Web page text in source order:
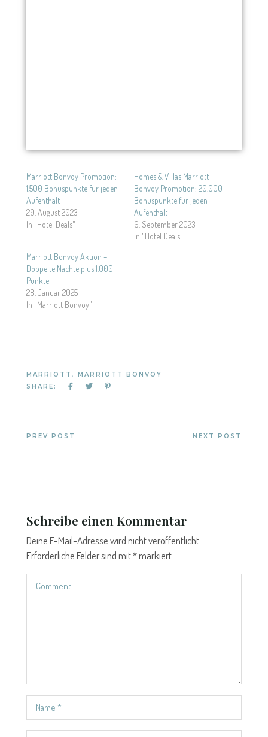
Marriott Bonvoy Promotion:
1.500 Bonuspunkte für jeden
Aufenthalt
29. August 2023
In "Hotel Deals"
Homes & Villas Marriott
Bonvoy Promotion: 20.000
Bonuspunkte für jeden
Aufenthalt
6. September 2023
In "Hotel Deals"
Marriott Bonvoy Aktion –
Doppelte Nächte plus 1.000
Punkte
28. Januar 2025
In "Marriott Bonvoy"
MARRIOTT ,
MARRIOTT BONVOY
SHARE:
PREV POST NEXT POST
Schreibe einen Kommentar
Deine E-Mail-Adresse wird nicht veröffentlicht.
Erforderliche Felder sind mit*markiert